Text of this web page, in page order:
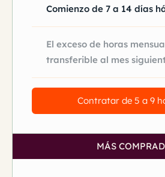
Comienzo de 7 a 14 días
El exceso de horas
transferible al mes
Contratar de 5 a 9
MÁS